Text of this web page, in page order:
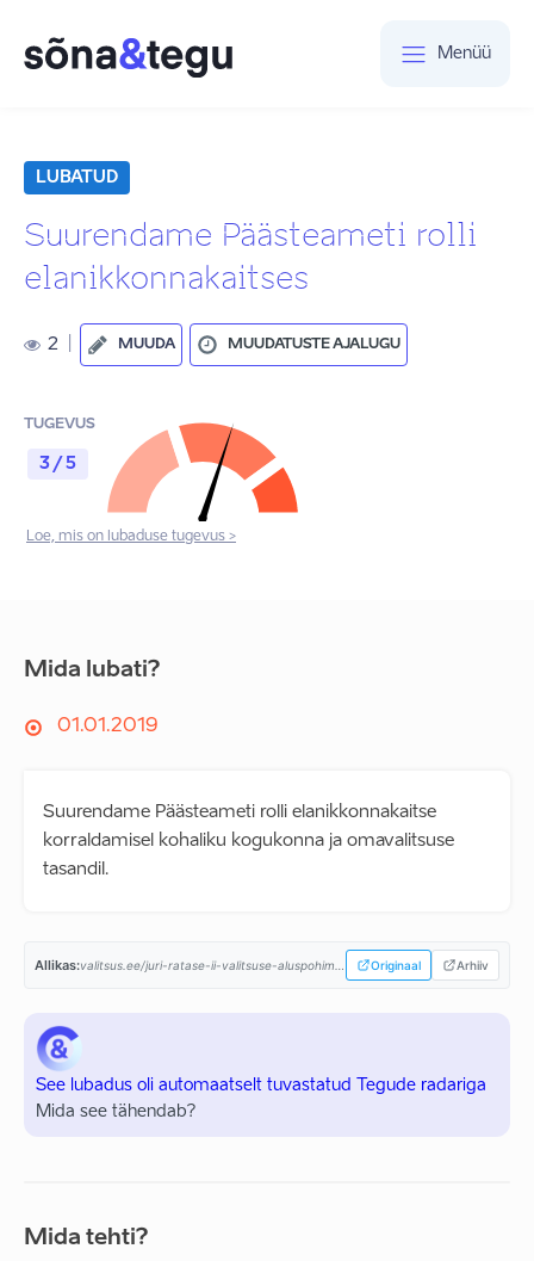
Menüü
LUBATUD
Suurendame Päästeameti rolli
elanikkonnakaitses
2 MUUDA MUUDATUSTE AJALUGU
TUGEVUS
3 / 5
Loe, mis on lubaduse tugevus >
Mida lubati?
01.01.2019
Suurendame Päästeameti rolli elanikkonnakaitse
korraldamisel kohaliku kogukonna ja omavalitsuse
tasandil.
Allikas: Originaal Arhiiv
See lubadus oli automaatselt tuvastatud Tegude radariga
Mida see tähendab?
Mida tehti?